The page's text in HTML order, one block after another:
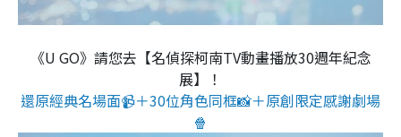
《U GO》請您去【名偵探柯南TV動畫播放30週年紀念
展】！
還原經典名場面📹＋30位角色同框📸＋原創限定感謝劇場
🍿